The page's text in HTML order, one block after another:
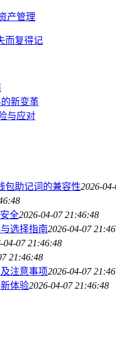
产管理
而复得记
新变革
与应对
包助记词的兼容性2026-
全2026-04-07 21:46:48
选择指南2026-04-07
04-07 21:46:48
21:46:48
注意事项2026-04-07
体验2026-04-07 21:46:48